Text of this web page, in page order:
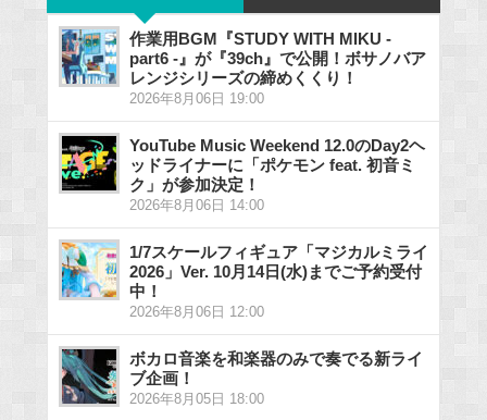
作業用BGM『STUDY WITH MIKU -
part6 -』が『39ch』で公開！ボサノバア
レンジシリーズの締めくくり！
2026年8月06日 19:00
YouTube Music Weekend 12.0のDay2ヘ
ッドライナーに「ポケモン feat. 初音ミ
ク」が参加決定！
2026年8月06日 14:00
1/7スケールフィギュア「マジカルミライ
2026」Ver. 10月14日(水)までご予約受付
中！
2026年8月06日 12:00
ボカロ音楽を和楽器のみで奏でる新ライ
ブ企画！
2026年8月05日 18:00